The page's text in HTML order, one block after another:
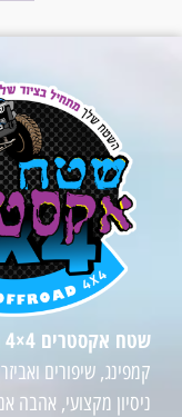
שטח אקסטרים 4×4
קמפינג, שיפורים
ניסיון מקצועי, אהבה